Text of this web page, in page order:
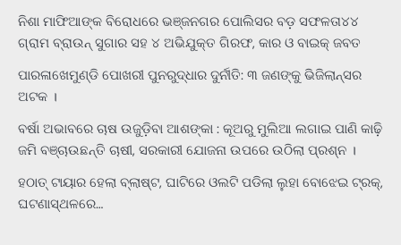
ନିଶା ମାଫିଆଙ୍କ ବିରୋଧରେ ଭଞ୍ଜନଗର ପୋଲିସର ବଡ଼ ସଫଳତା୪୪
ଗ୍ରାମ ବ୍ରାଉନ୍ ସୁଗାର ସହ ୪ ଅଭିଯୁକ୍ତ ଗିରଫ, କାର ଓ ବାଇକ୍ ଜବତ
ପାରଳାଖେମୁଣ୍ଡି ପୋଖରୀ ପୁନରୁଦ୍ଧାର ଦୁର୍ନୀତି: ୩ ଜଣଙ୍କୁ ଭିଜିଲାନ୍ସର
ଅଟକ ।
ବର୍ଷା ଅଭାବରେ ଚାଷ ଉଜୁଡ଼ିବା ଆଶଙ୍କା : କୂଅରୁ ମୁଲିଆ ଲଗାଇ ପାଣି କାଢ଼ି
ଜମି ବଞ୍ଚାଉଛନ୍ତି ଚାଷୀ, ସରକାରୀ ଯୋଜନା ଉପରେ ଉଠିଲା ପ୍ରଶ୍ନ ।
ହଠାତ୍‌ ଟାୟାର ହେଲା ବ୍ଲାଷ୍ଟ, ଘାଟିରେ ଓଲଟି ପଡିଲା ଲୁହା ବୋଝେଇ ଟ୍ରକ୍‌,
ଘଟଣାସ୍ଥଳରେ…